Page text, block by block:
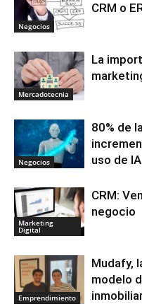
Negocios
CRM o
Mercadotecnia
La
Negocios
80% de
uso de IA
Marketing
Digital
CRM:
negocio
Emprendimiento
Mudafy,
modelo